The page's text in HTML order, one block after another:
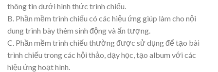
thông tin dưới hình thức trình chiếu.
B. Phần mềm trình chiếu có các hiệu ứng giúp làm cho nội
dung trình bày thêm sinh động và ấn tượng.
C. Phần mềm trình chiếu thường được sử dụng để tạo bài
trình chiếu trong các hội thảo, dạy học, tạo album với các
hiệu ứng hoạt hình.